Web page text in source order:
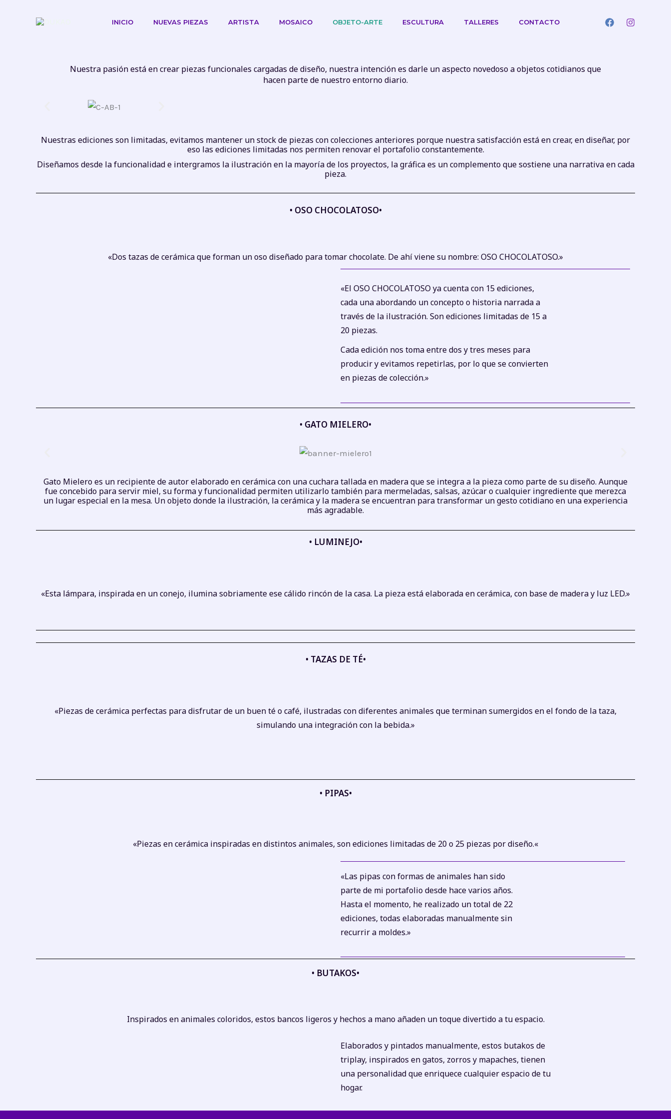
INICIO NUEVAS PIEZAS ARTISTA MOSAICO OBJETO-ARTE ESCULTURA TALLERES CONTACTO
Nuestra pasión está en crear piezas funcionales cargadas de diseño, nuestra intención es darle un aspecto novedoso a objetos cotidianos que
hacen parte de nuestro entorno diario.
Nuestras ediciones son limitadas, evitamos mantener un stock de piezas con colecciones anteriores porque nuestra satisfacción está en crear, en diseñar, por
eso las ediciones limitadas nos permiten renovar el portafolio constantemente.
Diseñamos desde la funcionalidad e intergramos la ilustración en la mayoría de los proyectos, la gráfica es un complemento que sostiene una narrativa en cada
pieza.
• OSO CHOCOLATOSO•
«Dos tazas de cerámica que forman un oso diseñado para tomar chocolate. De ahí viene su nombre: OSO CHOCOLATOSO.»
«El OSO CHOCOLATOSO ya cuenta con 15 ediciones,
cada una abordando un concepto o historia narrada a
través de la ilustración. Son ediciones limitadas de 15 a
20 piezas.
Cada edición nos toma entre dos y tres meses para
producir y evitamos repetirlas, por lo que se convierten
en piezas de colección.»
• GATO MIELERO•
Gato Mielero es un recipiente de autor elaborado en cerámica con una cuchara tallada en madera que se integra a la pieza como parte de su diseño. Aunque
fue concebido para servir miel, su forma y funcionalidad permiten utilizarlo también para mermeladas, salsas, azúcar o cualquier ingrediente que merezca
un lugar especial en la mesa. Un objeto donde la ilustración, la cerámica y la madera se encuentran para transformar un gesto cotidiano en una experiencia
más agradable.
• LUMINEJO•
«Esta lámpara, inspirada en un conejo, ilumina sobriamente ese cálido rincón de la casa. La pieza está elaborada en cerámica, con base de madera y luz LED.»
• TAZAS DE TÉ•
«Piezas de cerámica perfectas para disfrutar de un buen té o café, ilustradas con diferentes animales que terminan sumergidos en el fondo de la taza,
simulando una integración con la bebida.»
• PIPAS•
«Piezas en cerámica inspiradas en distintos animales, son ediciones limitadas de 20 o 25 piezas por diseño.«
«Las pipas con formas de animales han sido
parte de mi portafolio desde hace varios años.
Hasta el momento, he realizado un total de 22
ediciones, todas elaboradas manualmente sin
recurrir a moldes.»
• BUTAKOS•
Inspirados en animales coloridos, estos bancos ligeros y hechos a mano añaden un toque divertido a tu espacio.
Elaborados y pintados manualmente, estos butakos de
triplay, inspirados en gatos, zorros y mapaches, tienen
una personalidad que enriquece cualquier espacio de tu
hogar.